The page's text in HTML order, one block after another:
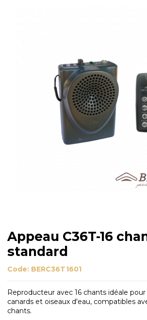
Appeau C36T-16
standard
Code: BERC36T1601
Reproducteur avec 16 chants idéale
canards et oiseaux d'eau, compatibles
chants.